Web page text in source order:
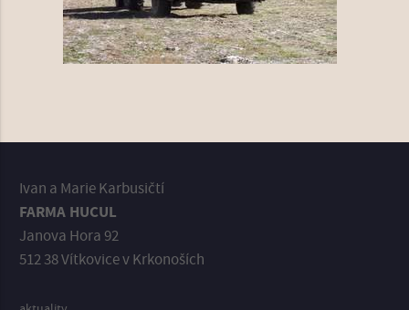
Ivan a Marie Karbusičtí
FARMA HUCUL
Janova Hora 92
512 38 Vítkovice v Krkonoších